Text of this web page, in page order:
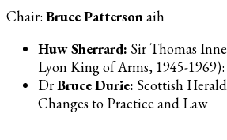
Chair: Bruce Pattersonaih
Huw Sherrard: Sir Thomas
Lyon King of Arms, 1945-1969):
DrBruce Durie: Scottish
Changes to Practice and Law